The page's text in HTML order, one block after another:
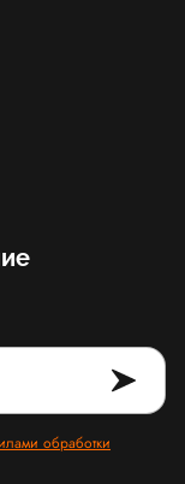
обработки